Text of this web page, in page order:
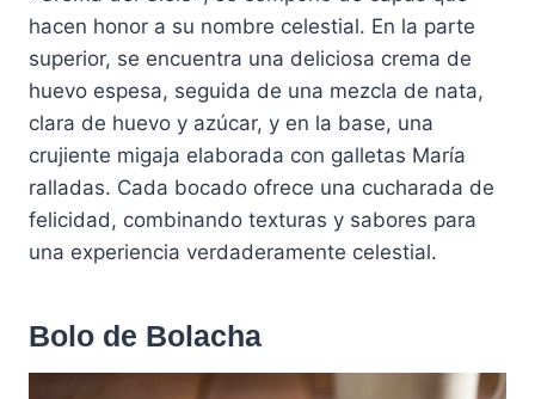
hacen honor a su nombre celestial. En la parte
superior, se encuentra una deliciosa crema de
huevo espesa, seguida de una mezcla de nata,
clara de huevo y azúcar, y en la base, una
crujiente migaja elaborada con galletas María
ralladas. Cada bocado ofrece una cucharada de
felicidad, combinando texturas y sabores para
una experiencia verdaderamente celestial.
Bolo de Bolacha